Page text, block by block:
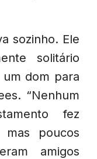
sozinho. Ele
solitário
um dom para
“Nenhum
fez
mas poucos
amigos